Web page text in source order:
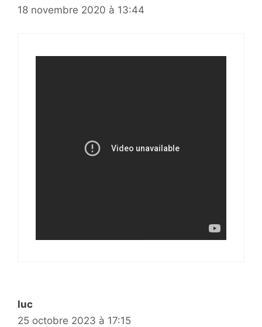
18 novembre 2020 à 13:44
luc
25 octobre 2023 à 17:15